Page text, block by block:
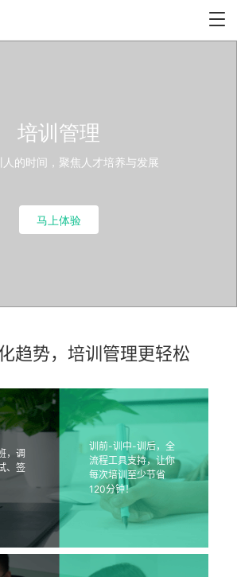
培训管理
人的时间，聚焦人才培养与发展
马上体验
趋势，培训管理更轻松
，调
、签
训前-训中-训后，全
流程工具支持，让你
每次培训至少节省
120分钟！